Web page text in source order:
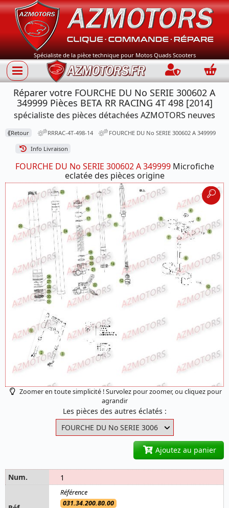
Spécialiste de la pièce technique pour Motos Quads Scooters
Connection
Réparer votre FOURCHE DU No SERIE 300602 A
349999 Pièces BETA RR RACING 4T 498 [2014]
spécialiste des pièces détachées AZMOTORS neuves
⟪Retour RRRAC-4T-498-14 FOURCHE DU No SERIE 300602 A 349999
Info Livraison
FOURCHE DU No SERIE 300602 A 349999Microfiche
eclatée des pièces origine
Zoomer en toute simplicité ! Survolez pour zoomer, ou cliquez pour
agrandir
Les pièces des autres éclatés :
Ajoutez au panier
1
031.34.200.80.00